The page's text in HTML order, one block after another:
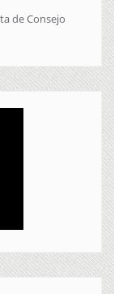
de Consejo